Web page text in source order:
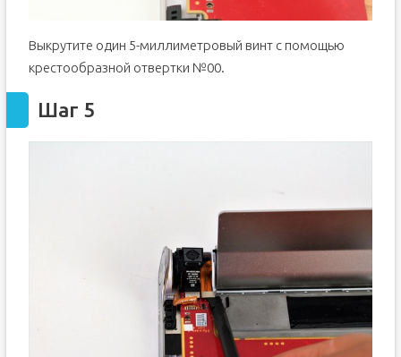
Выкрутите один 5-миллиметровый винт с помощью
крестообразной отвертки №00.
Шаг 5